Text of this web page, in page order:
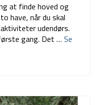
at finde hoved og
have, når du skal
udendørs.
gang. Det … Se